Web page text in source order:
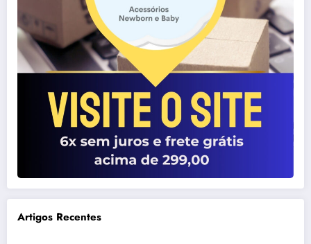
Artigos Recentes